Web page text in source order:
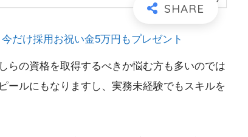
だけ採用お祝い金5万円もプレゼント
らの資格を取得するべきか悩む方も多いのでは
ールにもなりますし、実務未経験でもスキルを